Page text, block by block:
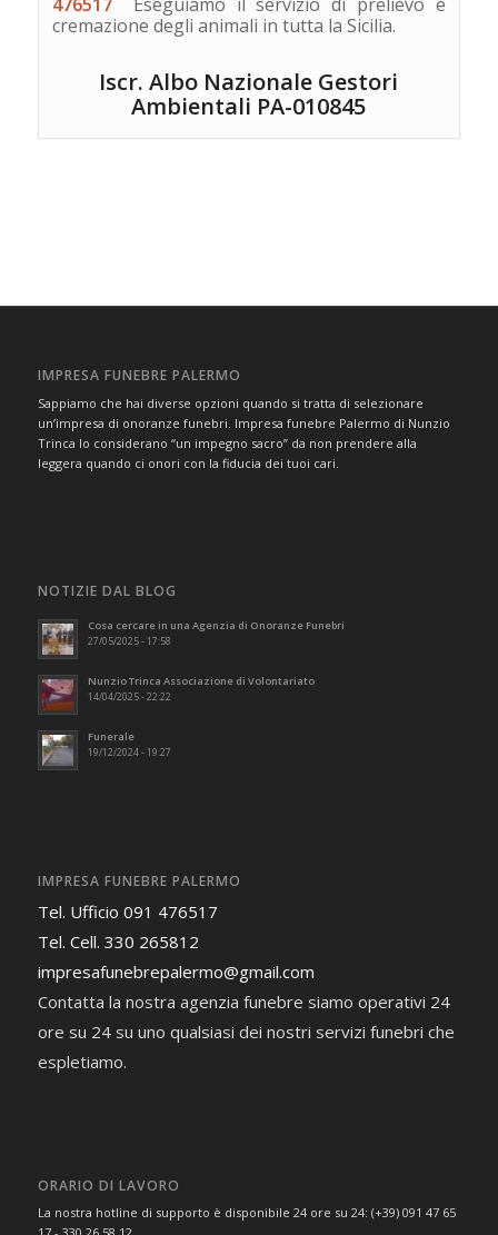
cremazione degli animali in tutta la Sicilia.
Iscr. Albo Nazionale Gestori
Ambientali PA-010845
IMPRESA FUNEBRE PALERMO
Sappiamo che hai diverse opzioni quando si tratta di selezionare
un’impresa di onoranze funebri. Impresa funebre Palermo di Nunzio
Trinca lo considerano “un impegno sacro” da non prendere alla
leggera quando ci onori con la fiducia dei tuoi cari.
NOTIZIE DAL BLOG
Cosa cercare in una Agenzia di Onoranze Funebri
27/05/2025 - 17:58
Nunzio Trinca Associazione di Volontariato
14/04/2025 - 22:22
Funerale
19/12/2024 - 19:27
IMPRESA FUNEBRE PALERMO
Tel. Ufficio 091 476517
Tel. Cell. 330 265812
impresafunebrepalermo@gmail.com
Contatta la nostra agenzia funebre siamo operativi 24
ore su 24 su uno qualsiasi dei nostri servizi funebri che
espletiamo.
ORARIO DI LAVORO
La nostra hotline di supporto è disponibile 24 ore su 24: (+39) 091 47 65